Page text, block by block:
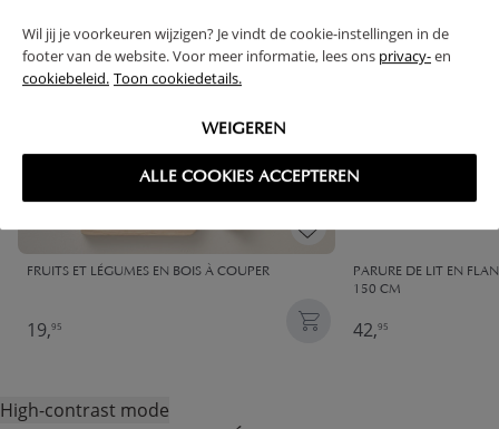
Wil jij je voorkeuren wijzigen? Je vindt de cookie-instellingen in de
footer van de website. Voor meer informatie, lees ons privacy-en
cookiebeleid. Toon cookiedetails.
WEIGEREN
ALLE COOKIES ACCEPTEREN
FRUITS ET LÉGUMES EN BOIS À COUPER
19,95
PARURE DE LIT EN
150 CM
42,95
High-contrast mode